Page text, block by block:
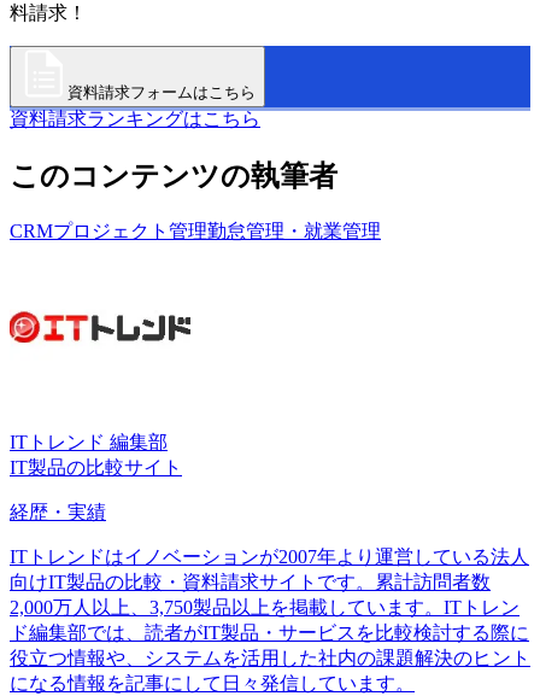
料請求！
資料請求フォームはこちら
資料請求ランキングはこちら
このコンテンツの執筆者
CRMプロジェクト管理勤怠管理・就業管理
ITトレンド 編集部
IT製品の比較サイト
経歴・実績
ITトレンドはイノベーションが2007年より運営している法人
向けIT製品の比較・資料請求サイトです。累計訪問者数
2,000万人以上、3,750製品以上を掲載しています。ITトレン
ド編集部では、読者がIT製品・サービスを比較検討する際に
役立つ情報や、システムを活用した社内の課題解決のヒント
になる情報を記事にして日々発信しています。